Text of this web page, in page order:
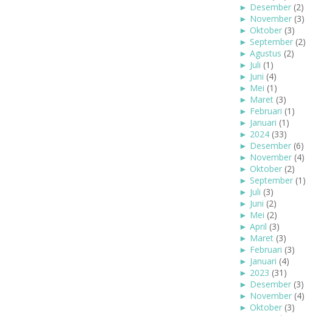
► Desember (2)
► November (3)
► Oktober (3)
► September (2)
► Agustus (2)
► Juli (1)
► Juni (4)
► Mei (1)
► Maret (3)
► Februari (1)
► Januari (1)
► 2024 (33)
► Desember (6)
► November (4)
► Oktober (2)
► September (1)
► Juli (3)
► Juni (2)
► Mei (2)
► April (3)
► Maret (3)
► Februari (3)
► Januari (4)
► 2023 (31)
► Desember (3)
► November (4)
► Oktober (3)